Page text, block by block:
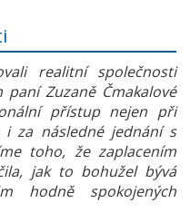
realitní společnosti
paní Zuzaně Čmakalové
přístup nejen při
za následné jednání s
toho, že zaplacením
jak to bohužel bývá
hodně spokojených